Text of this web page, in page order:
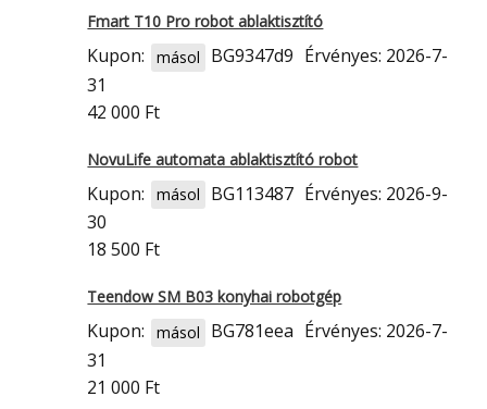
Fmart T10 Pro robot ablaktisztító
Kupon: másol BG9347d9 Érvényes: 2026-7-
31
42 000 Ft
NovuLife automata ablaktisztító robot
Kupon: másol BG113487 Érvényes: 2026-9-
30
18 500 Ft
Teendow SM B03 konyhai robotgép
Kupon: másol BG781eea Érvényes: 2026-7-
31
21 000 Ft